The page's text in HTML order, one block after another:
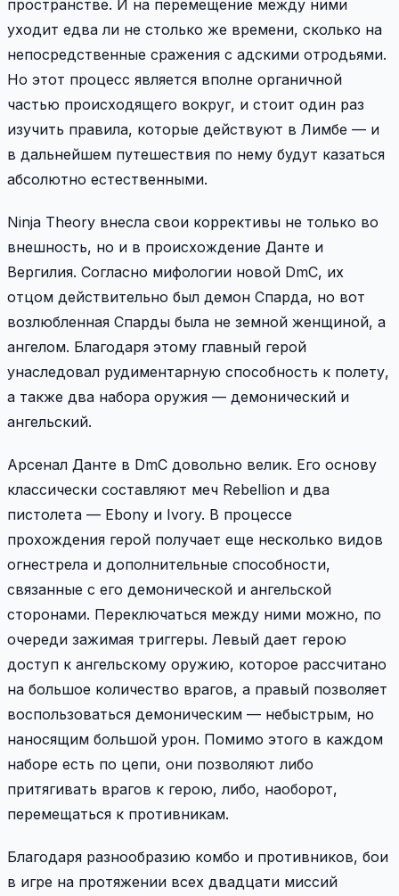
пространстве. И на перемещение между ними
уходит едва ли не столько же времени, сколько на
непосредственные сражения с адскими отродьями.
Но этот процесс является вполне органичной
частью происходящего вокруг, и стоит один раз
изучить правила, которые действуют в Лимбе — и
в дальнейшем путешествия по нему будут казаться
абсолютно естественными.
Ninja Theory внесла свои коррективы не только во
внешность, но и в происхождение Данте и
Вергилия. Согласно мифологии новой DmC, их
отцом действительно был демон Спарда, но вот
возлюбленная Спарды была не земной женщиной, а
ангелом. Благодаря этому главный герой
унаследовал рудиментарную способность к полету,
а также два набора оружия — демонический и
ангельский.
Арсенал Данте в DmC довольно велик. Его основу
классически составляют меч Rebellion и два
пистолета — Ebony и Ivory. В процессе
прохождения герой получает еще несколько видов
огнестрела и дополнительные способности,
связанные с его демонической и ангельской
сторонами. Переключаться между ними можно, по
очереди зажимая триггеры. Левый дает герою
доступ к ангельскому оружию, которое рассчитано
на большое количество врагов, а правый позволяет
воспользоваться демоническим — небыстрым, но
наносящим большой урон. Помимо этого в каждом
наборе есть по цепи, они позволяют либо
притягивать врагов к герою, либо, наоборот,
перемещаться к противникам.
Благодаря разнообразию комбо и противников, бои
в игре на протяжении всех двадцати миссий